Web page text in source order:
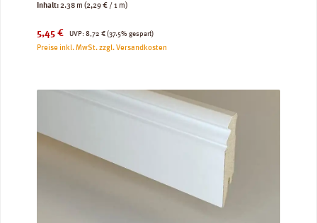
Inhalt:2.38 m (2,29 € / 1 m)
Verkaufspreis:
5,45 € UVP:
Regulärer Preis:
8,72 € (37.5% gespart)
Preise inkl. MwSt. zzgl. Versandkosten